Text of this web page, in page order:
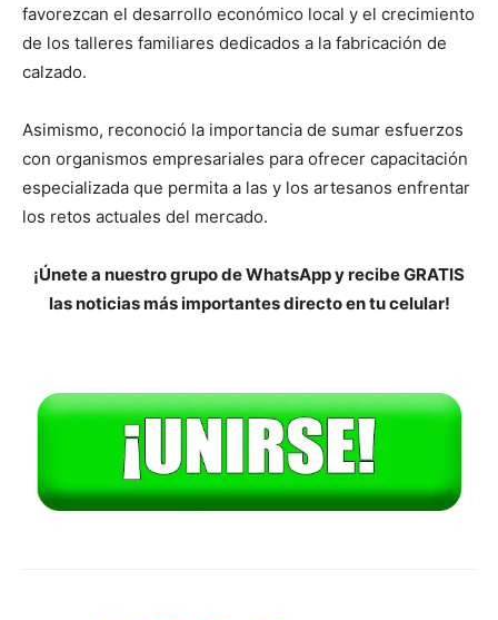
favorezcan el desarrollo económico local y el crecimiento
de los talleres familiares dedicados a la fabricación de
calzado.
Asimismo, reconoció la importancia de sumar esfuerzos
con organismos empresariales para ofrecer capacitación
especializada que permita a las y los artesanos enfrentar
los retos actuales del mercado.
¡Únete a nuestro grupo de WhatsApp y recibe GRATIS
las noticias más importantes directo en tu celular!